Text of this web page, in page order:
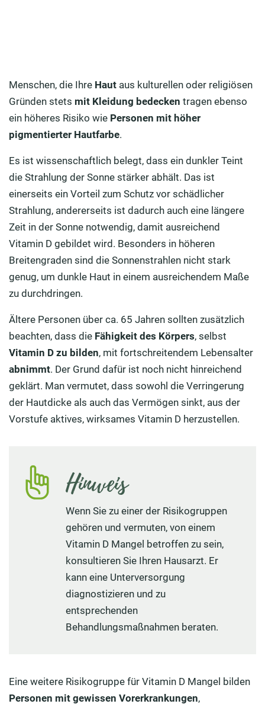
Menschen, die Ihre Haut aus kulturellen oder religiösen
Gründen stets mit Kleidung bedecken tragen ebenso
ein höheres Risiko wie Personen mit höher
pigmentierter Hautfarbe.
Es ist wissenschaftlich belegt, dass ein dunkler Teint
die Strahlung der Sonne stärker abhält. Das ist
einerseits ein Vorteil zum Schutz vor schädlicher
Strahlung, andererseits ist dadurch auch eine längere
Zeit in der Sonne notwendig, damit ausreichend
Vitamin D gebildet wird. Besonders in höheren
Breitengraden sind die Sonnenstrahlen nicht stark
genug, um dunkle Haut in einem ausreichendem Maße
zu durchdringen.
Ältere Personen über ca. 65 Jahren sollten zusätzlich
beachten, dass die Fähigkeit des Körpers, selbst
Vitamin D zu bilden, mit fortschreitendem Lebensalter
abnimmt. Der Grund dafür ist noch nicht hinreichend
geklärt. Man vermutet, dass sowohl die Verringerung
der Hautdicke als auch das Vermögen sinkt, aus der
Vorstufe aktives, wirksames Vitamin D herzustellen.
Hinweis
Wenn Sie zu einer der Risikogruppen
gehören und vermuten, von einem
Vitamin D Mangel betroffen zu sein,
konsultieren Sie Ihren Hausarzt. Er
kann eine Unterversorgung
diagnostizieren und zu
entsprechenden
Behandlungsmaßnahmen beraten.
Eine weitere Risikogruppe für Vitamin D Mangel bilden
Personen mit gewissen Vorerkrankungen,